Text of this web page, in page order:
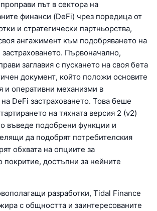
път в сектора на
финанси (DeFi) чрез поредица от
и стратегически партньорства,
ангажимент към подобряването на
Първоначално,
заглавия с пускането на своя бета
документ, който положи основите
и оперативни механизми в
DeFi застраховането. Това беше
на тяхната версия 2 (v2)
въведе подобрени функции и
да подобрят потребителския
обхвата на опциите за
покритие, достъпни за нейните
разработки, Tidal Finance
с общността и заинтересованите